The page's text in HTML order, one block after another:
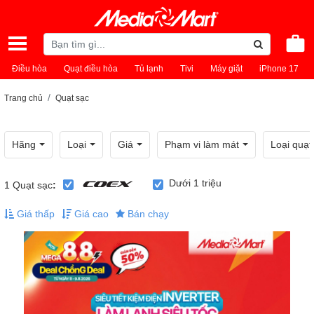
Điều hòa Quạt điều hòa Tủ lạnh Tivi Máy giặt iPhone 17
Trang chủ Quạt sạc
Hãng Loại Giá Phạm vi làm mát Loại quạt
1 Quạt sạc: Dưới 1 triệu
Giá thấp Giá cao Bán chạy